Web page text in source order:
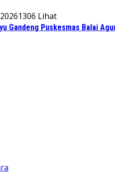
1306 Lihat
Gandeng Puskesmas Balai